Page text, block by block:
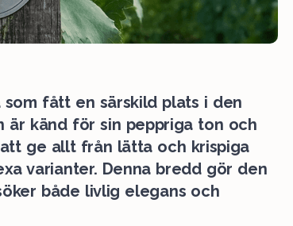
fått en särskild plats i den
är känd för sin peppriga ton och
ge allt från lätta och krispiga
varianter. Denna bredd gör den
både livlig elegans och